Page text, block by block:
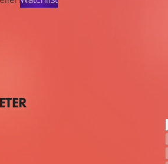
haben plötzlich eine Leiche am